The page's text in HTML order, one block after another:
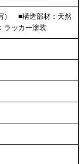
） ■構造部材：天然
ラッカー塗装